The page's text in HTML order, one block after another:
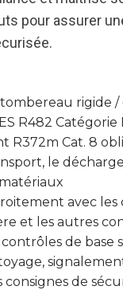
pour assurer
rigide
R482 Catégorie
R372m Cat. 8
le
avec les
et les autres
de base
consignes de